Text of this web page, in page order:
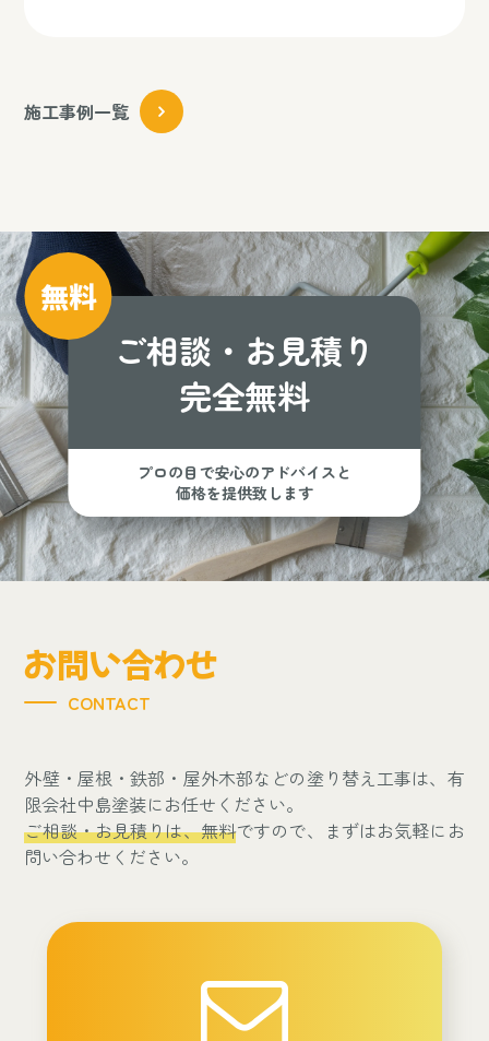
施工事例一覧
無料
ご相談・お見積り
完全無料
プロの目で安心のアドバイスと
価格を提供致します
お問い合わせ
CONTACT
外壁・屋根・鉄部・屋外木部などの塗り替え工事は、有
限会社中島塗装にお任せください。
ご相談・お見積りは、無料ですので、まずはお気軽にお
問い合わせください。